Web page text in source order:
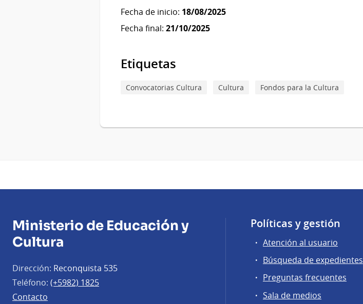
Fecha de inicio: 18/08/2025
Fecha final: 21/10/2025
Etiquetas
Convocatorias Cultura Cultura Fondos para la Cultura
Ministerio de Educación y
Cultura
Dirección: Reconquista 535
Teléfono: (+5982) 1825
Contacto
Políticas y gestión
Atención al usuario
Búsqueda de expedientes
Preguntas frecuentes
Sala de medios